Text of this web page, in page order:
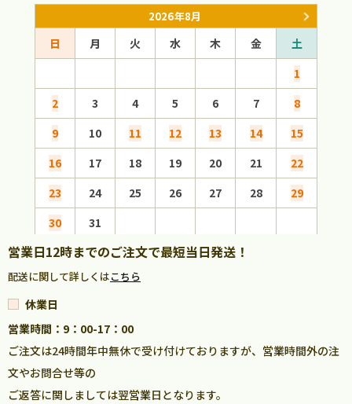
2026年8月
日 月 火 水 木 金
土
1
2
3 4 5 6 7
8
9
10 11 12 13 14
15
16
17 18 19 20 21
22
23
24 25 26 27 28
29
30
31
営業日12時までのご注文で最短当日発送！
配送に関して詳しくはこちら
休業日
営業時間：9：00-17：00
ご注文は24時間年中無休で受け付けておりますが、営業時間外の注
文やお問合せ等の
ご返答に関しましては翌営業日となります。